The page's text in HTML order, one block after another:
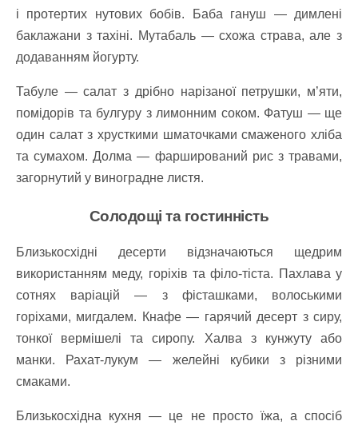
і протертих нутових бобів. Баба гануш — димлені
баклажани з тахіні. Мутабаль — схожа страва, але з
додаванням йогурту.
Табуле — салат з дрібно нарізаної петрушки, м’яти,
помідорів та булгуру з лимонним соком. Фатуш — ще
один салат з хрусткими шматочками смаженого хліба
та сумахом. Долма — фарширований рис з травами,
загорнутий у виноградне листя.
Солодощі та гостинність
Близькосхідні десерти відзначаються щедрим
використанням меду, горіхів та філо-тіста. Пахлава у
сотнях варіацій — з фісташками, волоськими
горіхами, мигдалем. Кнафе — гарячий десерт з сиру,
тонкої вермішелі та сиропу. Халва з кунжуту або
манки. Рахат-лукум — желейні кубики з різними
смаками.
Близькосхідна кухня — це не просто їжа, а спосіб